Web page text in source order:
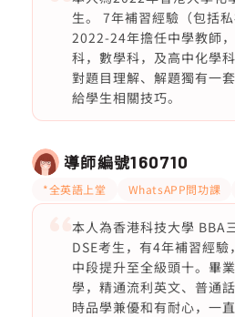
生。 7年補習經驗（包括
2022-24年擔任中學教師
科，數學科，及高中化學
對題目理解、解題獨有一
給學生相關技巧。
導師編號160710
*全英語上堂 WhatsAPP問功課
本人為香港科技大學 BBA
DSE考生，有4年補習經驗
中段提升至全級頭十。畢
學，精通流利英文、普通
時品學兼優和有耐心，一